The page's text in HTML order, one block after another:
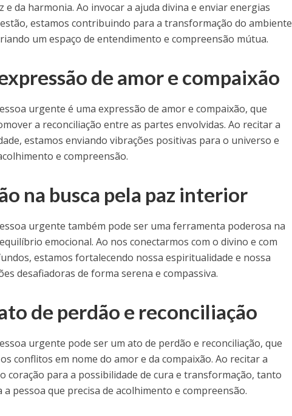
e da harmonia. Ao invocar a ajuda divina e enviar energias
estamos contribuindo para a transformação do ambiente
um espaço de entendimento e compreensão mútua.
de amor e compaixão
urgente é uma expressão de amor e compaixão, que
a reconciliação entre as partes envolvidas. Ao recitar a
estamos enviando vibrações positivas para o universo e
e compreensão.
na busca pela paz interior
urgente também pode ser uma ferramenta poderosa na
emocional. Ao nos conectarmos com o divino e com
estamos fortalecendo nossa espiritualidade e nossa
desafiadoras de forma serena e compassiva.
de perdão e reconciliação
urgente pode ser um ato de perdão e reconciliação, que
conflitos em nome do amor e da compaixão. Ao recitar a
coração para a possibilidade de cura e transformação, tanto
pessoa que precisa de acolhimento e compreensão.